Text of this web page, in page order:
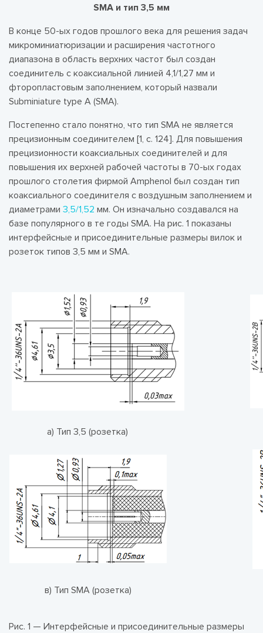
SMA и тип 3,5 мм
В конце 50-ых годов прошлого века для решения задач
микроминиатюризации и расширения частотного
диапазона в область верхних частот был создан
соединитель с коаксиальной линией 4,1/1,27 мм и
фторопластовым заполнением, который назвали
Subminiature type A (SMA).
Постепенно стало понятно, что тип SMA не является
прецизионным соединителем [1, c. 124]. Для повышения
прецизионности коаксиальных соединителей и для
повышения их верхней рабочей частоты в 70-ых годах
прошлого столетия фирмой Amphenol был создан тип
коаксиального соединителя с воздушным заполнением и
диаметрами 3,5/1,52 мм. Он изначально создавался на
базе популярного в те годы SMA. На рис. 1 показаны
интерфейсные и присоединительные размеры вилок и
розеток типов 3,5 мм и SMA.
а) Тип 3,5 (розетка)
в) Тип SMA (розетка)
Рис. 1 — Интерфейсные и присоединительные размеры